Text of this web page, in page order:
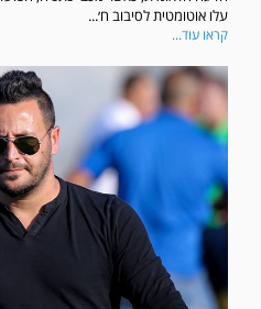
עלו אוטומטית לסיבוב ח׳...
קראו עוד...